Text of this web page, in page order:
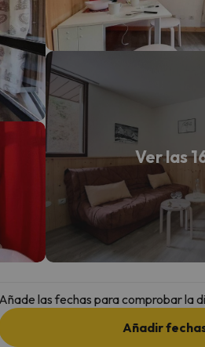
destino.
Ver las
Añade las fechas para comprobar la
Añadir